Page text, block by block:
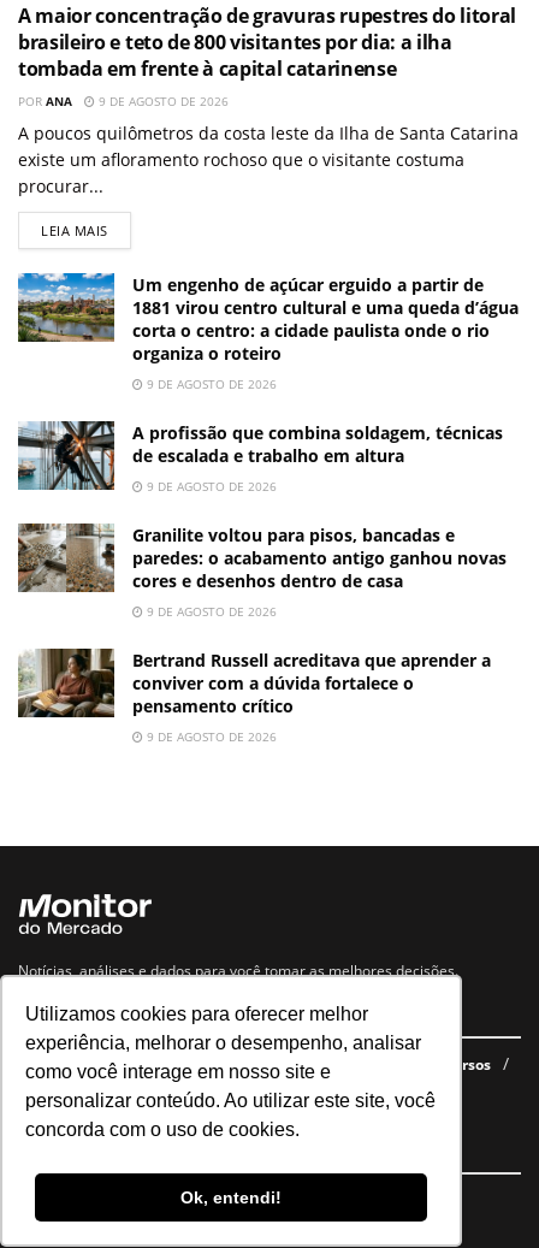
Utilizamos cookies para oferecer melhor
experiência, melhorar o desempenho, analisar
como você interage em nosso site e
personalizar conteúdo. Ao utilizar este site, você
concorda com o uso de cookies.
Ok, entendi!
A maior concentração de gravuras rupestres do litoral
brasileiro e teto de 800 visitantes por dia: a ilha
tombada em frente à capital catarinense
POR ANA 9 DE AGOSTO DE 2026
A poucos quilômetros da costa leste da Ilha de Santa Catarina
existe um afloramento rochoso que o visitante costuma
procurar...
LEIA MAIS
Um engenho de açúcar erguido a partir de
1881 virou centro cultural e uma queda d’água
corta o centro: a cidade paulista onde o rio
organiza o roteiro
9 DE AGOSTO DE 2026
A profissão que combina soldagem, técnicas
de escalada e trabalho em altura
9 DE AGOSTO DE 2026
Granilite voltou para pisos, bancadas e
paredes: o acabamento antigo ganhou novas
cores e desenhos dentro de casa
9 DE AGOSTO DE 2026
Bertrand Russell acreditava que aprender a
conviver com a dúvida fortalece o
pensamento crítico
9 DE AGOSTO DE 2026
Notícias, análises e dados para você tomar as melhores decisões.
Navegue no site
Últimas notícias Quem somos E-books gratuitos
Cursos
Política de privacidade